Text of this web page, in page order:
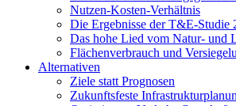
Nutzen-Kosten-Verhältnis
Die Ergebnisse der T&E-Studie
Das hohe Lied vom Natur- und
Flächenverbrauch und
Alternativen
Ziele statt Prognosen
Zukunftsfeste